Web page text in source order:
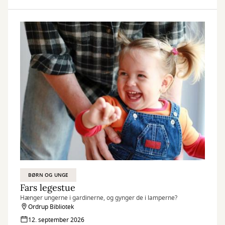
BØRN OG UNGE
Fars legestue
Hænger ungerne i gardinerne, og gynger de i lamperne?
Ordrup Bibliotek
12. september 2026